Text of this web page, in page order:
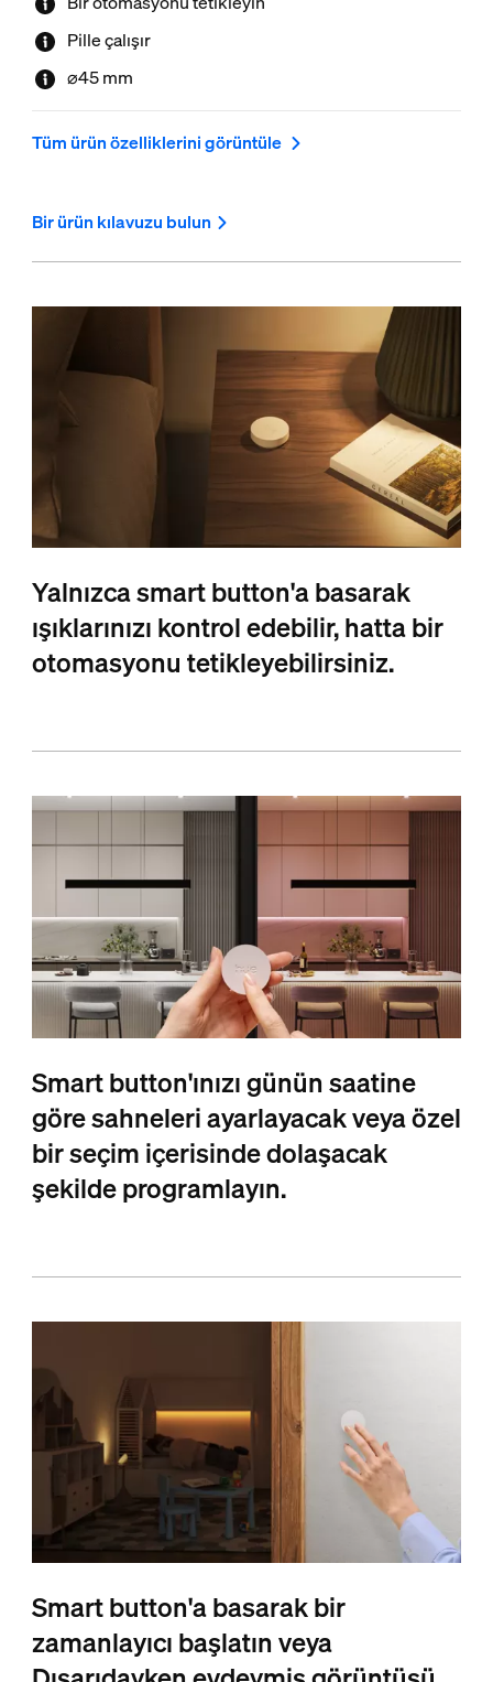
Pille çalışır
⌀45 mm
Tüm ürün özelliklerini görüntüle
Bir ürün kılavuzu bulun
Yalnızca smart button'a basarak
ışıklarınızı kontrol edebilir, hatta bir
otomasyonu tetikleyebilirsiniz.
Smart button'ınızı günün saatine
göre sahneleri ayarlayacak veya özel
bir seçim içerisinde dolaşacak
şekilde programlayın.
Smart button'a basarak bir
zamanlayıcı başlatın veya